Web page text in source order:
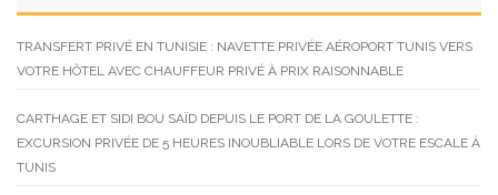
TRANSFERT PRIVÉ EN TUNISIE : NAVETTE PRIVÉE AÉROPORT TUNIS VERS
VOTRE HÔTEL AVEC CHAUFFEUR PRIVÉ À PRIX RAISONNABLE
CARTHAGE ET SIDI BOU SAÏD DEPUIS LE PORT DE LA GOULETTE :
EXCURSION PRIVÉE DE 5 HEURES INOUBLIABLE LORS DE VOTRE ESCALE À
TUNIS